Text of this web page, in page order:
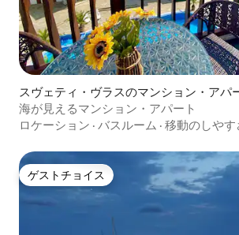
スヴェティ・ヴラスのマンション・アパ
海が見えるマンション・アパート
ロケーション · バスルーム · 移動のしやす
ゲストチョイス
ゲストチョイス